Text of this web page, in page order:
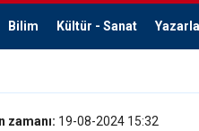
Bilim Kültür - Sanat
zamanı: 19-08-2024 15:32